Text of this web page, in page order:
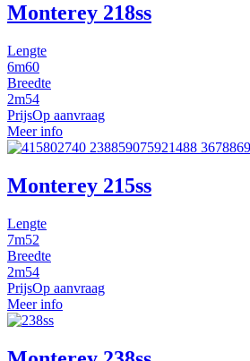
Monterey 218ss
Lengte
6m60
Breedte
2m54
PrijsOp aanvraag
Meer info
Monterey 215ss
Lengte
7m52
Breedte
2m54
PrijsOp aanvraag
Meer info